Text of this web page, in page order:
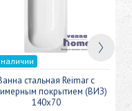
стальная Reimar с
покрытием (ВИЗ)
140x70